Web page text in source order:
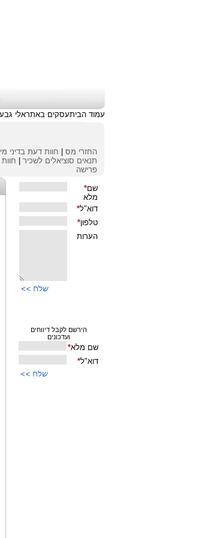
עמוד הביתעסקים באתראלי
החזרי מס חוות דעת בדיני
תנאים סוציאלים לשכיר
פרישה